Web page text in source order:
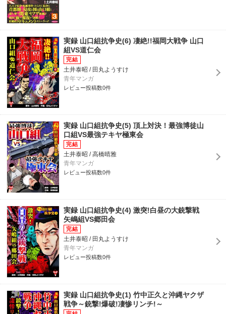
実録 山口組抗争史(6) 凄絶!!福岡大戦争 山口
組VS道仁会
土井泰昭 / 田丸ようすけ
青年マンガ
レビュー投稿数0件
実録 山口組抗争史(5) 頂上対決！最強博徒山
口組VS最強テキヤ極東会
土井泰昭 / 高橋晴雅
青年マンガ
レビュー投稿数0件
実録 山口組抗争史(4) 激突!白昼の大銃撃戦
矢嶋組VS郷田会
土井泰昭 / 田丸ようすけ
青年マンガ
レビュー投稿数0件
実録 山口組抗争史(1) 竹中正久と沖縄ヤクザ
戦争～銃撃!爆破!凄惨リンチ!～